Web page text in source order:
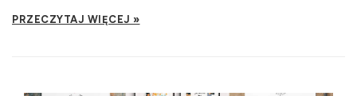
PRZECZYTAJ WIĘCEJ »